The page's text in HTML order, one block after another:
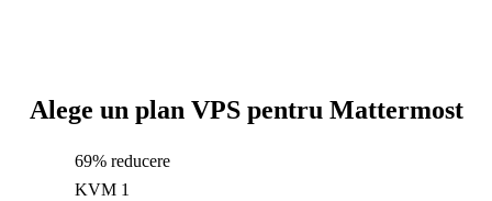
Alege un plan VPS pentru Mattermost
69% reducere
KVM 1